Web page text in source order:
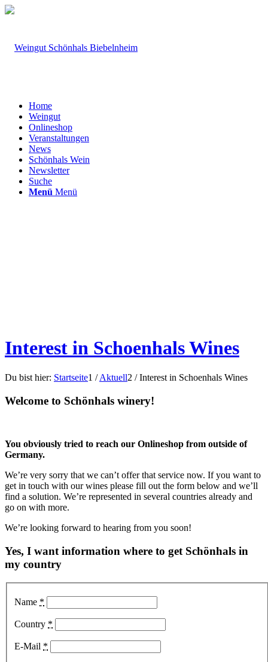
Home
Weingut
Onlineshop
Veranstaltungen
News
Schönhals Wein
Newsletter
Suche
Menü Menü
Interest in Schoenhals Wines
Du bist hier: Startseite1 / Aktuell2 / Interest in Schoenhals Wines
Welcome to Schönhals winery!
You obviously tried to reach our Onlineshop from outside of
Germany.
We’re very sorry that we can’t offer that service now. If you want to
get in touch with our wines please fill out the form below and we’ll
find a solution. We’re represented in several countries already and
go on with more.
We’re looking forward to hearing from you soon!
Yes, I want information where to get Schönhals in
my country
Name *
Country *
E-Mail *